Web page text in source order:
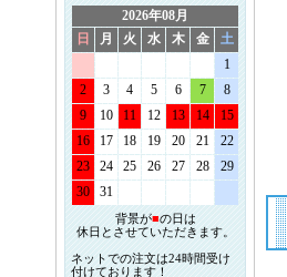
2026年08月
日
月 火 水 木 金
土
1
2
3 4 5 6 7
8
9
10 11 12 13 14
15
16
17 18 19 20 21
22
23
24 25 26 27 28
29
30
31
背景が■の日は
休日とさせていただきます。
ネットでの注文は24時間受け
付けております！